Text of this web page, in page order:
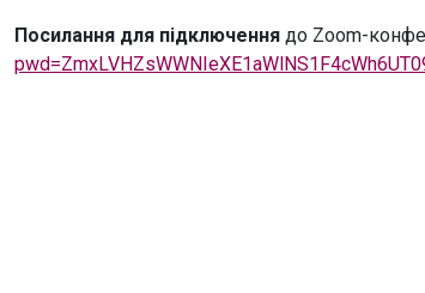
Посилання для підключення до Zoom-